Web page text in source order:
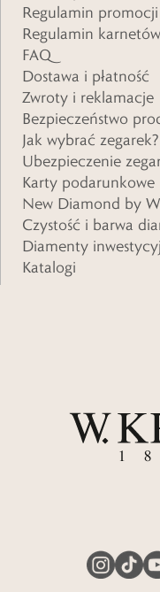
Regulamin promocji
Regulamin
FAQ
Dostawa i płatność
Zwroty i reklamacje
Bezpieczeństwo
Jak wybrać zegarek?
Ubezpieczenie
Karty podarunkowe
New Diamond by
Czystość i barwa
Diamenty
Katalogi